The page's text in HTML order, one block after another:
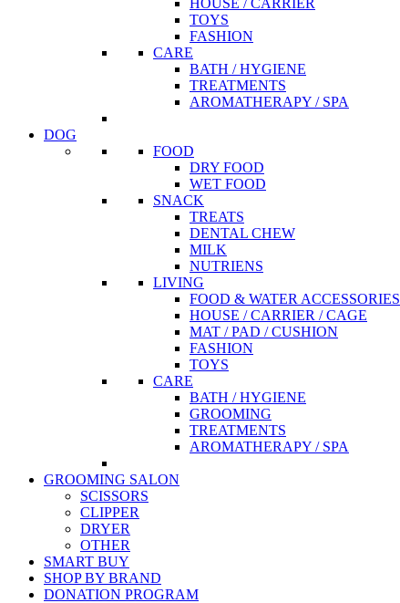
TOYS
FASHION
CARE
BATH / HYGIENE
TREATMENTS
AROMATHERAPY / SPA
DOG
FOOD
DRY FOOD
WET FOOD
SNACK
TREATS
DENTAL CHEW
MILK
NUTRIENS
LIVING
FOOD & WATER ACCESSORIES
HOUSE / CARRIER / CAGE
MAT / PAD / CUSHION
FASHION
TOYS
CARE
BATH / HYGIENE
GROOMING
TREATMENTS
AROMATHERAPY / SPA
GROOMING SALON
SCISSORS
CLIPPER
DRYER
OTHER
SMART BUY
SHOP BY BRAND
DONATION PROGRAM